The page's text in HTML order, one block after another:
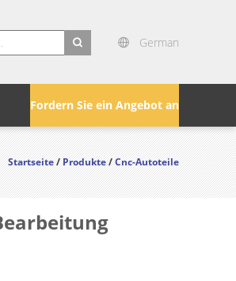
German
Fordern Sie ein Angebot an
Startseite/Produkte/Cnc-Autoteile